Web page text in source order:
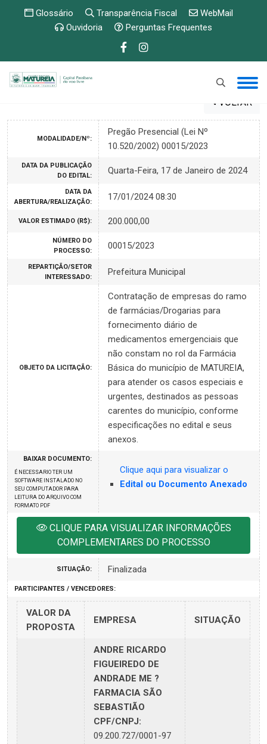
Glossário Transparência Fiscal
WebMail
Ouvidoria
Perguntas Frequentes
VOLTAR
MODALIDADE/Nº:
Pregão Presencial (Lei Nº
10.520/2002) 00015/2023
DATA DA PUBLICAÇÃO
DO EDITAL:
Quarta-Feira, 17 de Janeiro de 2024
DATA DA
ABERTURA/REALIZAÇÃO:
17/01/2024 08:30
VALOR ESTIMADO (R$): 200.000,00
NÚMERO DO
PROCESSO:
00015/2023
REPARTIÇÃO/SETOR
INTERESSADO:
Prefeitura Municipal
OBJETO DA LICITAÇÃO:
Contratação de empresas do ramo
de farmácias/Drogarias para
fornecimento diário de
medicamentos emergenciais que
não constam no rol da Farmácia
Básica do município de MATUREIA,
para atender os casos especiais e
urgentes, destinados as pessoas
carentes do município, conforme
especificações no edital e seus
anexos.
BAIXAR DOCUMENTO:
É NECESSARIO TER UM
SOFTWARE INSTALADO NO
SEU COMPUTADOR PARA
LEITURA DO ARQUIVO COM
FORMATO PDF
Clique aqui para visualizar o
Edital ou Documento Anexado
CLIQUE PARA VISUALIZAR INFORMAÇÕES
COMPLEMENTARES DO PROCESSO
SITUAÇÃO: Finalizada
PARTICIPANTES / VENCEDORES:
VALOR DA
PROPOSTA
EMPRESA SITUAÇÃO
ANDRE RICARDO
FIGUEIREDO DE
ANDRADE ME ?
FARMACIA SÃO
SEBASTIÃO
CPF/CNPJ:
09.200.727/0001-97